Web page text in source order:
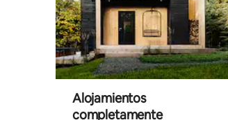
Alojamientos
completamente